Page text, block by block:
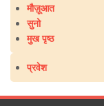
navigation
मौज़ूआत
सुनो
मुख पृष्ठ
User
प्रवेश